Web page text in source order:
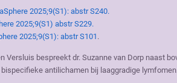
2025;9(S1): abstr S240.
2025;9(S1) abstr S229.
2025;9(S1): abstr S101 .
Versluis bespreekt dr. Suzanne van Dorp naast
antilichamen bij laaggradige